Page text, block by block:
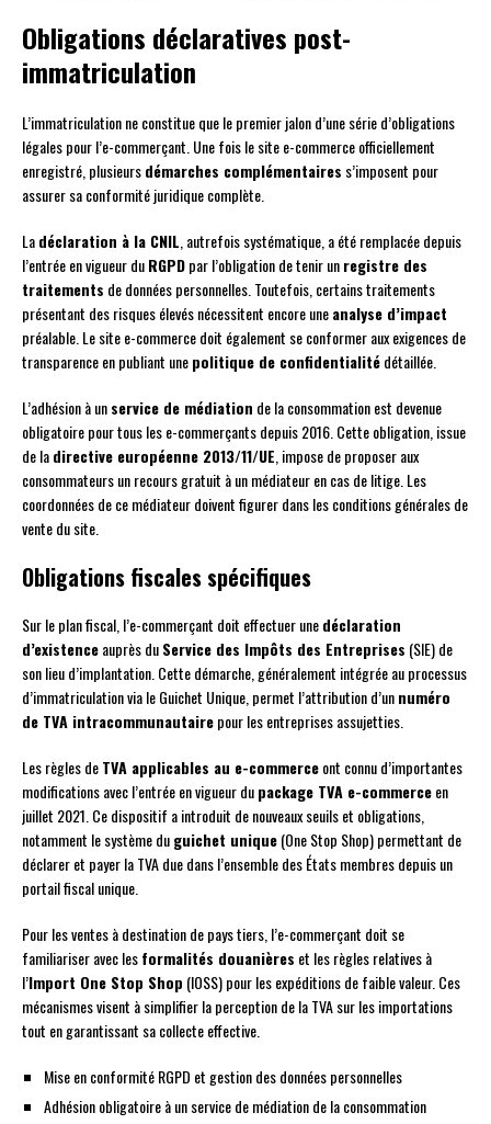
Obligations déclaratives post-
immatriculation
L’immatriculation ne constitue que le premier jalon d’une série d’obligations
légales pour l’e-commerçant. Une fois le site e-commerce officiellement
enregistré, plusieursdémarches complémentaires s’imposent pour
assurer sa conformité juridique complète.
Ladéclaration à la CNIL, autrefois systématique, a été remplacée depuis
l’entrée en vigueur duRGPDpar l’obligation de tenir unregistre des
traitements de données personnelles. Toutefois, certains traitements
présentant des risques élevés nécessitent encore uneanalyse d’impact
préalable. Le site e-commerce doit également se conformer aux exigences de
transparence en publiant unepolitique de confidentialitédétaillée.
L’adhésion à unservice de médiation de la consommation est devenue
obligatoire pour tous les e-commerçants depuis 2016. Cette obligation, issue
de ladirective européenne 2013/11/UE, impose de proposer aux
consommateurs un recours gratuit à un médiateur en cas de litige. Les
coordonnées de ce médiateur doivent figurer dans les conditions générales de
vente du site.
Obligations fiscales spécifiques
Sur le plan fiscal, l’e-commerçant doit effectuer unedéclaration
d’existenceauprès duService des Impôts des Entreprises (SIE) de
son lieu d’implantation. Cette démarche, généralement intégrée au processus
d’immatriculation via le Guichet Unique, permet l’attribution d’unnuméro
de TVA intracommunautairepour les entreprises assujetties.
Les règles deTVA applicables au e-commerceont connu d’importantes
modifications avec l’entrée en vigueur dupackage TVA e-commerceen
juillet 2021. Ce dispositif a introduit de nouveaux seuils et obligations,
notamment le système duguichet unique(One Stop Shop) permettant de
déclarer et payer la TVA due dans l’ensemble des États membres depuis un
portail fiscal unique.
Pour les ventes à destination de pays tiers, l’e-commerçant doit se
familiariser avec lesformalités douanières et les règles relatives à
l’Import One Stop Shop (IOSS) pour les expéditions de faible valeur. Ces
mécanismes visent à simplifier la perception de la TVA sur les importations
tout en garantissant sa collecte effective.
Mise en conformité RGPD et gestion des données personnelles
Adhésion obligatoire à un service de médiation de la consommation